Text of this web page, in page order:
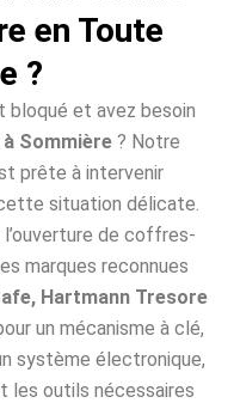
en Toute
?
et avez besoin
Sommière ? Notre
prête à intervenir
situation délicate.
de coffres-
marques reconnues
Hartmann Tresore
un mécanisme à clé,
système électronique,
les outils nécessaires